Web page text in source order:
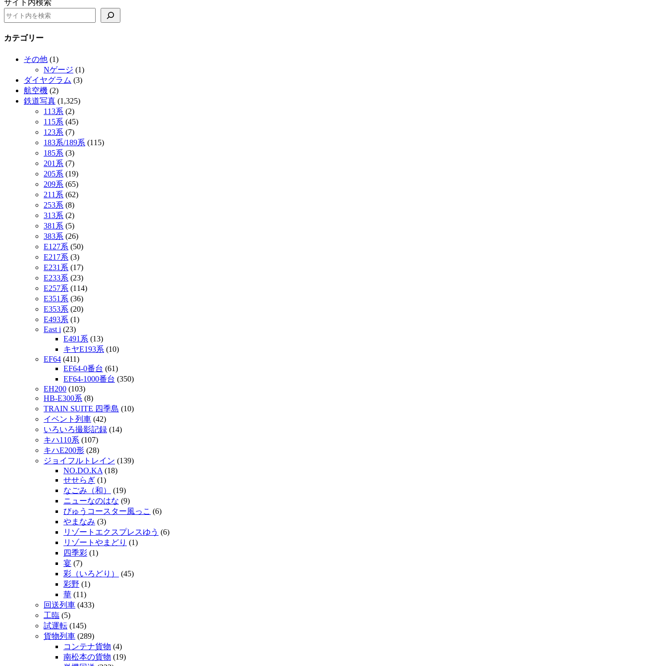
サイト内検索
カテゴリー
その他 (1)
Nゲージ (1)
ダイヤグラム (3)
航空機 (2)
鉄道写真 (1,325)
113系 (2)
115系 (45)
123系 (7)
183系/189系 (115)
185系 (3)
201系 (7)
205系 (19)
209系 (65)
211系 (62)
253系 (8)
313系 (2)
381系 (5)
383系 (26)
E127系 (50)
E217系 (3)
E231系 (17)
E233系 (23)
E257系 (114)
E351系 (36)
E353系 (20)
E493系 (1)
East i (23)
E491系 (13)
キヤE193系 (10)
EF64 (411)
EF64-0番台 (61)
EF64-1000番台 (350)
EH200 (103)
HB-E300系 (8)
TRAIN SUITE 四季島 (10)
イベント列車 (42)
いろいろ撮影記録 (14)
キハ110系 (107)
キハE200形 (28)
ジョイフルトレイン (139)
NO.DO.KA (18)
せせらぎ (1)
なごみ（和）
(19)
ニューなのはな (9)
びゅうコースター風っこ (6)
やまなみ (3)
リゾートエクスプレスゆう (6)
リゾートやまどり (1)
四季彩 (1)
宴 (7)
彩（いろどり）
(45)
彩野 (1)
華 (11)
回送列車 (433)
工臨 (5)
試運転 (145)
貨物列車 (289)
コンテナ貨物 (4)
南松本の貨物 (19)